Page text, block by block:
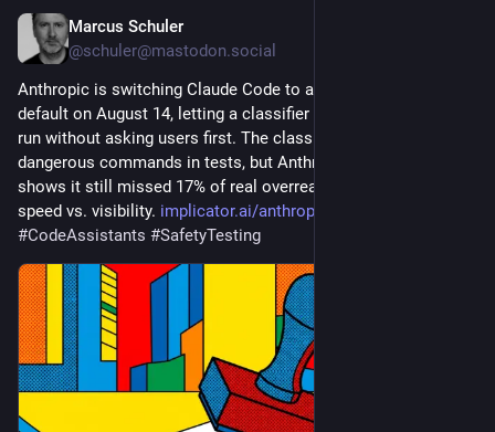
Marcus Schuler
@schuler@mastodon.social
Anthropic is switching Claude Code to auto-approval by
default on August 14, letting a classifier decide which actions
run without asking users first. The classifier blocked 89% of
dangerous commands in tests, but Anthropic's own data
shows it still missed 17% of real overreaches. The tradeoff:
speed vs. visibility. implicator.ai/anthropic-claude
#CodeAssistants #SafetyTesting